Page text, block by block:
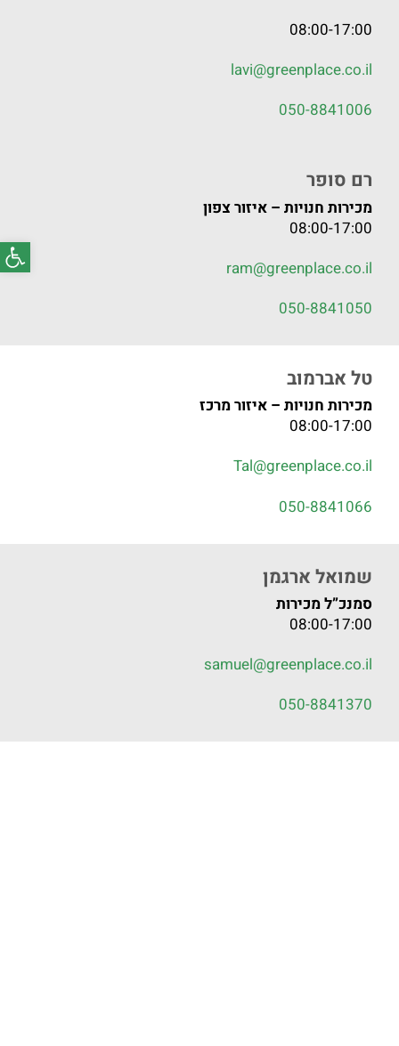
08:00-17:00
lavi@greenplace.co.il
050-8841006
רם סופר
מכירות חנויות – איזור צפון
08:00-17:00
ram@greenplace.co.il
050-8841050
טל אברמוב
מכירות חנויות – איזור מרכז
08:00-17:00
Tal@greenplace.co.il
050-8841066
שמואל ארגמן
סמנכ”ל מכירות
08:00-17:00
samuel@greenplace.co.il
050-8841370
פתח